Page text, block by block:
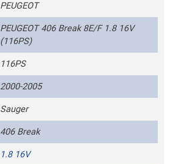
PEUGEOT
PEUGEOT 406 Break 8E/F 1.8 16V
(116PS)
116PS
2000-2005
Sauger
406 Break
1.8 16V